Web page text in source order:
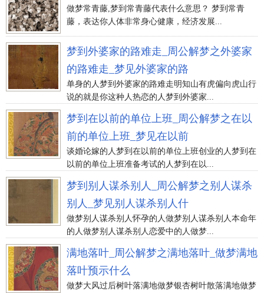
做梦常青藤,梦到常青藤代表什么意思？ 梦到常青
藤，表达你人体非常身心健康，经济发展...
梦到外婆家的路难走_周公解梦之外婆家
的路难走_梦见外婆家的路
单身的人梦到外婆家的路难走明知山有虎偏向虎山行
说的就是你这种人热恋的人梦到外婆家...
梦到在以前的单位上班_周公解梦之在以
前的单位上班_梦见在以前
谈婚论嫁的人梦到在以前的单位上班创业的人梦到在
以前的单位上班准备考试的人梦到在以...
梦到别人谋杀别人_周公解梦之别人谋杀
别人_梦见别人谋杀别人什
做梦别人谋杀别人怀孕的人做梦别人谋杀别人本命年
的人做梦别人谋杀别人恋爱中的人做梦...
满地落叶_周公解梦之满地落叶_做梦满地
落叶预示什么
做梦大风过后树叶落满地做梦银杏树叶散落满地做梦